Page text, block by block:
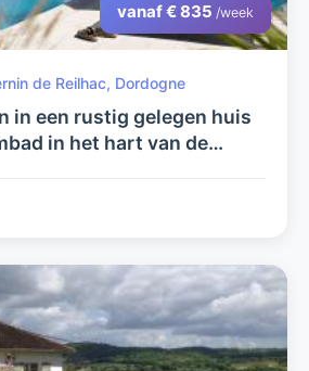
vanaf € 835 /week
de Reilhac, Dordogne
in een rustig gelegen huis
in het hart van de